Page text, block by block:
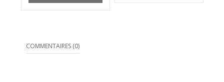
COMMENTAIRES (0)